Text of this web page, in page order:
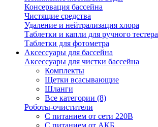
Консервация бассейна
Чистящие средства
Удаление и нейтрализация хлора
Таблетки и капли для ручного тестера
Таблетки для фотометра
Аксессуары для бассейна
Аксессуары для чистки бассейна
Комплекты
Щетки всасывающие
Шланги
Все категории (8)
Роботы-очистители
С питанием от сети 220В
С питанием от АКБ